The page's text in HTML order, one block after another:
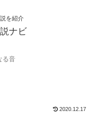
を紹介
ナビ
る音
2020.12.17